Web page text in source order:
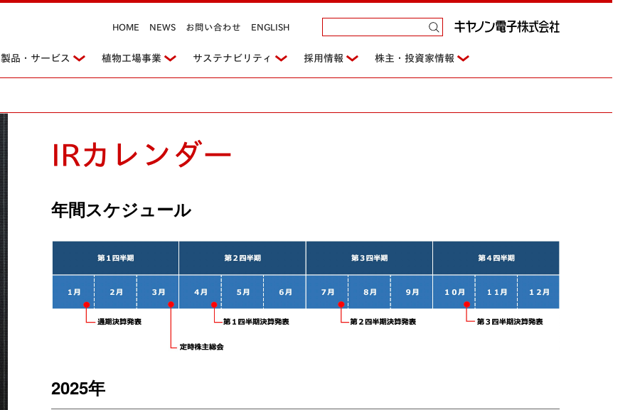
製品・サービス 植物工場事業 サステナビリティ 採用情報 株主・投資家情報
HOME NEWS お問い合わせ ENGLISH
IRカレンダー
年間スケジュール
2025年